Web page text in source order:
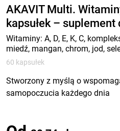
AKAVIT Multi.
kapsułek – suplement
Witaminy: A, D, E, K, C,
miedź, mangan, chrom, jod,
60 kapsułek
Stworzony z myślą o
samopoczucia każdego dnia